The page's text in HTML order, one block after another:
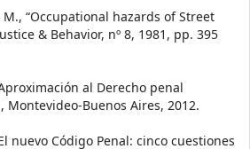
M., “Occupational hazards of Street
& Behavior, nº 8, 1981, pp. 395
Aproximación al Derecho penal
Montevideo-Buenos Aires, 2012.
El nuevo Código Penal: cinco cuestiones